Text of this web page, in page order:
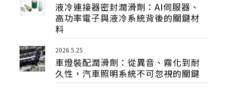
液冷連接器密封潤滑劑：AI伺服器、
高功率電子與液冷系統背後的關鍵材
料
2026.5.25
車燈裝配潤滑劑：從異音、霧化到耐
久性，汽車照明系統不可忽視的關鍵